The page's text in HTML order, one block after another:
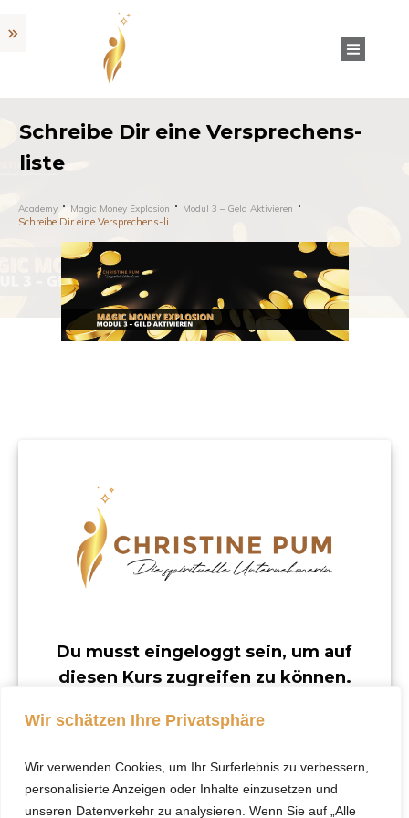
Wir schätzen Ihre Privatsphäre
Wir verwenden Cookies, um Ihr Surferlebnis zu verbessern,
personalisierte Anzeigen oder Inhalte einzusetzen und
unseren Datenverkehr zu analysieren. Wenn Sie auf „Alle
Schreibe Dir eine Versprechens-
liste
Academy Magic Money Explosion Modul 3 – Geld Aktivieren
Schreibe Dir eine Versprechens-liste
Du musst eingeloggt sein, um auf
diesen Kurs zugreifen zu können.
verfügbar.
Klicke hier, um dich
einzuloggen.